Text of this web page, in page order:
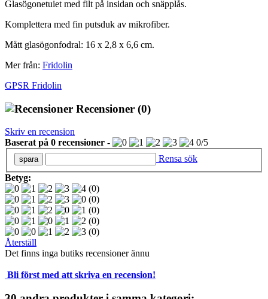
Glasögonetuiet med filt på insidan och snäpplås.
Komplettera med fin putsduk av mikrofiber.
Mått glasögonfodral: 16 x 2,8 x 6,6 cm.
Mer från: Fridolin
GPSR Fridolin
Recensioner (0)
Skriv en recension
Baserat på 0 recensioner - 0/5
Rensa sök
Betyg:
(0)
(0)
(0)
(0)
(0)
Återställ
Det finns inga butiks recensioner ännu
Bli först med att skriva en recension!